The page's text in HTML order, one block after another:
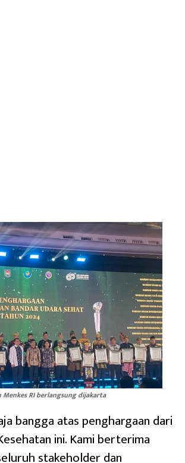
RI berlangsung dijakarta
bangga atas penghargaan dari
ini. Kami berterima
stakeholder dan